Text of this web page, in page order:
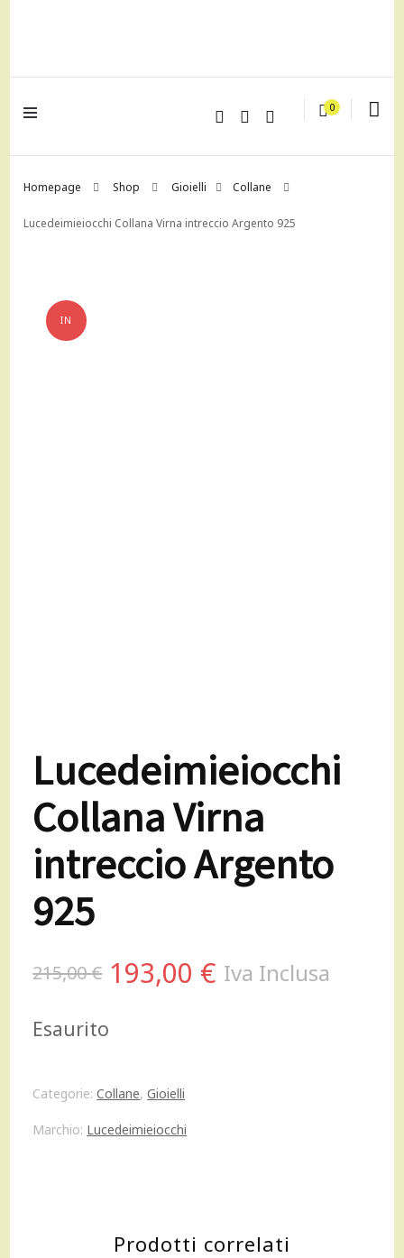
0
Homepage Shop Gioielli Collane
Lucedeimieiocchi Collana Virna intreccio Argento 925
IN
Lucedeimieiocchi
Collana Virna
intreccio Argento
925
215,00€ Il
era:
215,00 €.
193,00 € Il
Iva Inclusa
Esaurito
Categorie:Collane,Gioielli
Marchio: Lucedeimieiocchi
Prodotti correlati